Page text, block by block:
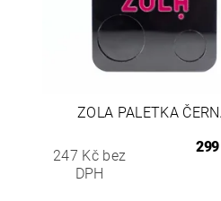
ZOLA PALETKA
247 Kč bez
DPH